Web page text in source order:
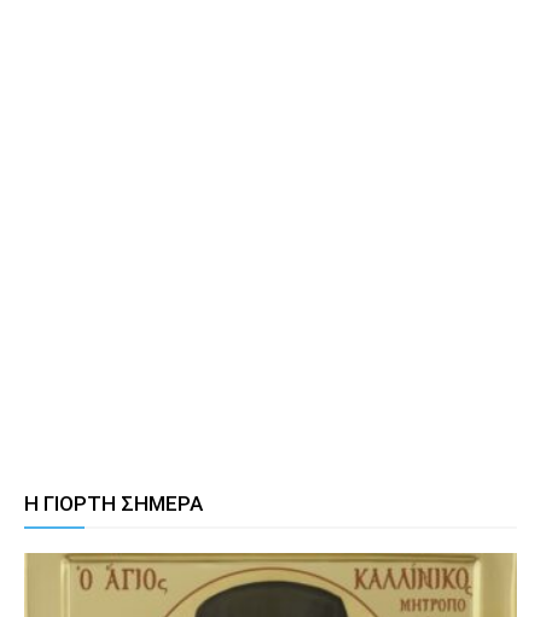
Η ΓΙΟΡΤΗ ΣΗΜΕΡΑ